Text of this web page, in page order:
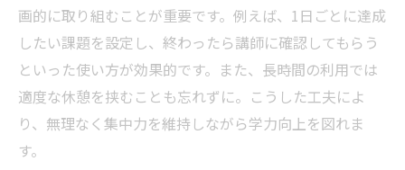
画的に取り組むことが重要です。例えば、1日ごとに達成
したい課題を設定し、終わったら講師に確認してもらう
といった使い方が効果的です。また、長時間の利用では
適度な休憩を挟むことも忘れずに。こうした工夫によ
り、無理なく集中力を維持しながら学力向上を図れま
す。